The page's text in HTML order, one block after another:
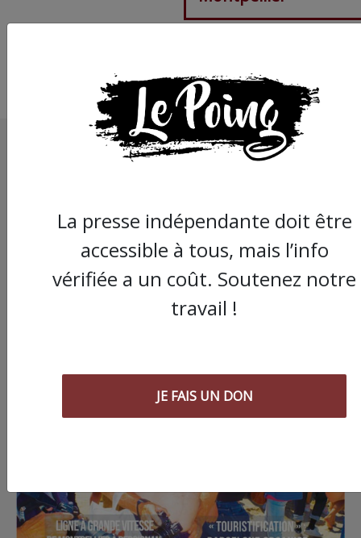
La presse indépendante doit être
accessible à tous, mais l’info
vérifiée a un coût. Soutenez notre
travail !
JE FAIS UN DON